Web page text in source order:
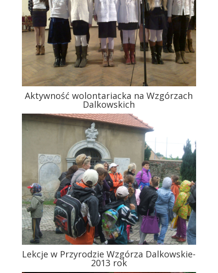
Aktywność wolontariacka na Wzgórzach
Dalkowskich
Lekcje w Przyrodzie Wzgórza Dalkowskie-
2013 rok